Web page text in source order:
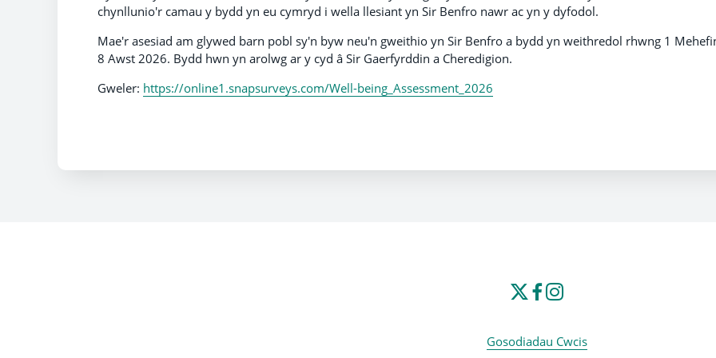
chynllunio'r camau y bydd yn eu cymryd i wella llesiant yn Sir Benfro nawr ac yn y dyfodol.
Mae'r asesiad am glywed barn pobl sy'n byw neu'n gweithio yn Sir Benfro a bydd yn weithredol rhwng 1
8 Awst 2026. Bydd hwn yn arolwg ar y cyd â Sir Gaerfyrddin a Cheredigion.
Gweler: https://online1.snapsurveys.com/Well-being_Assessment_2026
Gosodiadau Cwcis